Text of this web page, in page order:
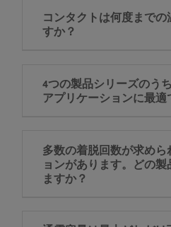
コンタクトは何度までの
すか？
4つの製品シリーズのう
アプリケーションに最適
多数の着脱回数が求めら
ョンがあります。どの
ますか？